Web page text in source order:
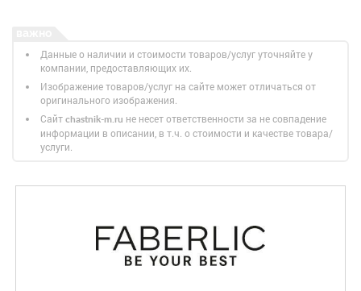
Данные о наличии и стоимости товаров/услуг уточняйте у
компании, предоставляющих их.
Изображение товаров/услуг на сайте может отличаться от
оригинального изображения.
Сайт chastnik-m.ru не несет ответственности за не совпадение
информации в описании, в т.ч. о стоимости и качестве товара/
услуги.